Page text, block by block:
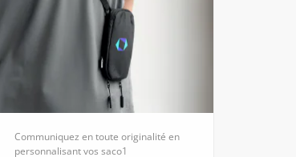
Communiquez en toute originalité en
personnalisant vos saco1